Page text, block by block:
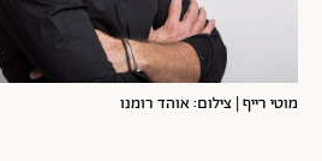
מוטי רייף | צילום: אוהד רומנו